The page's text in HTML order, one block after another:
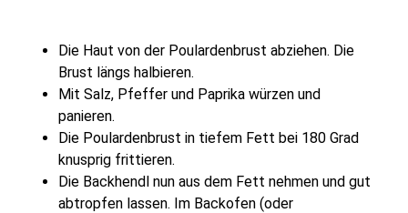
Die Haut von der Poulardenbrust abziehen. Die
Brust längs halbieren.
Mit Salz, Pfeffer und Paprika würzen und
panieren.
Die Poulardenbrust in tiefem Fett bei 180 Grad
knusprig frittieren.
Die Backhendl nun aus dem Fett nehmen und gut
abtropfen lassen. Im Backofen (oder